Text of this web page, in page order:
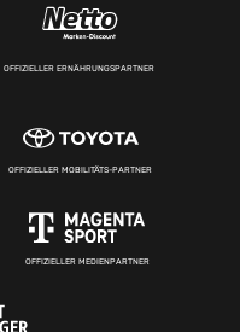
OFFIZIELLER ERNÄHRUNGSPARTNER
OFFIZIELLER MOBILITÄTS-PARTNER
OFFIZIELLER MEDIENPARTNER